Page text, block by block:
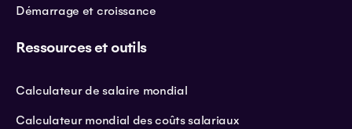
Démarrage et croissance
Ressources et outils
Calculateur de salaire mondial
Calculateur mondial des coûts salariaux